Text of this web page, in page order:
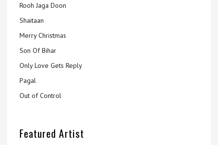
Rooh Jaga Doon
Shaitaan
Merry Christmas
Son Of Bihar
Only Love Gets Reply
Pagal
Out of Control
Featured Artist